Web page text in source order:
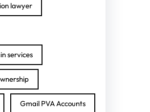
lawyer
services
Gmail PVA Accounts